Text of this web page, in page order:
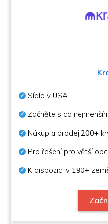
Sídlo v USA
Začněte s co
Nákup a prodej200+
Pro řešení pro větší
K dispozici v 190+